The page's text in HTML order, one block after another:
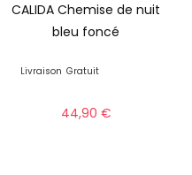
CALIDA Chemise de nuit
bleu foncé
Livraison Gratuit
44,90 €